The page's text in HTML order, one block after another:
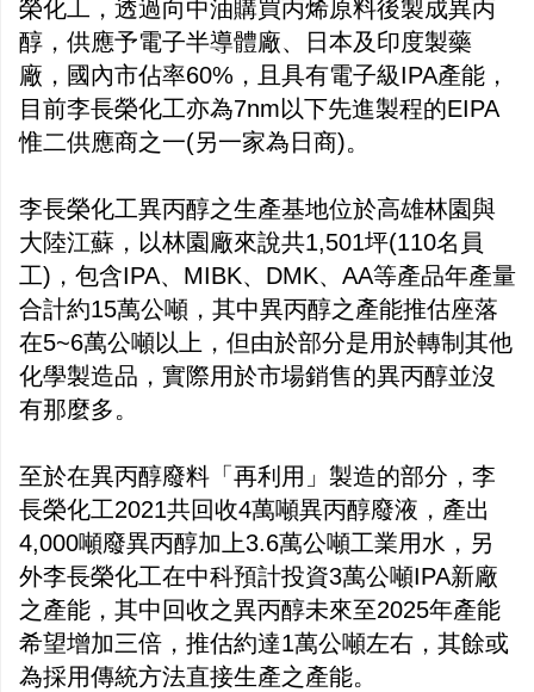
榮化工，透過向中油購買丙烯原料後製成異丙
醇，供應予電子半導體廠、日本及印度製藥
廠，國內市佔率60%，且具有電子級IPA產能，
目前李長榮化工亦為7nm以下先進製程的EIPA
惟二供應商之一(另一家為日商)。
李長榮化工異丙醇之生產基地位於高雄林園與
大陸江蘇，以林園廠來說共1,501坪(110名員
工)，包含IPA、MIBK、DMK、AA等產品年產量
合計約15萬公噸，其中異丙醇之產能推估座落
在5~6萬公噸以上，但由於部分是用於轉制其他
化學製造品，實際用於市場銷售的異丙醇並沒
有那麼多。
至於在異丙醇廢料「再利用」製造的部分，李
長榮化工2021共回收4萬噸異丙醇廢液，產出
4,000噸廢異丙醇加上3.6萬公噸工業用水，另
外李長榮化工在中科預計投資3萬公噸IPA新廠
之產能，其中回收之異丙醇未來至2025年產能
希望增加三倍，推估約達1萬公噸左右，其餘或
為採用傳統方法直接生產之產能。